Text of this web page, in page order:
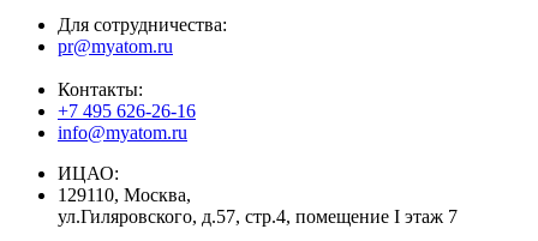
Для сотрудничества:
pr@myatom.ru
Контакты:
+7 495 626-26-16
info@myatom.ru
ИЦАО:
129110, Москва,
ул.Гиляровского, д.57, стр.4, помещение I этаж 7